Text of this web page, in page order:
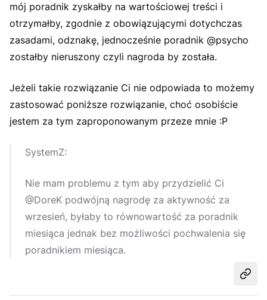
mój poradnik zyskałby na wartościowej treści i
otrzymałby, zgodnie z obowiązującymi dotychczas
zasadami, odznakę, jednocześnie poradnik @psycho
zostałby nieruszony czyli nagroda by została.
Jeżeli takie rozwiązanie Ci nie odpowiada to możemy
zastosować poniższe rozwiązanie, choć osobiście
jestem za tym zaproponowanym przeze mnie :P
SystemZ:
Nie mam problemu z tym aby przydzielić Ci
@DoreK podwójną nagrodę za aktywność za
wrzesień, byłaby to równowartość za poradnik
miesiąca jednak bez możliwości pochwalenia się
poradnikiem miesiąca.